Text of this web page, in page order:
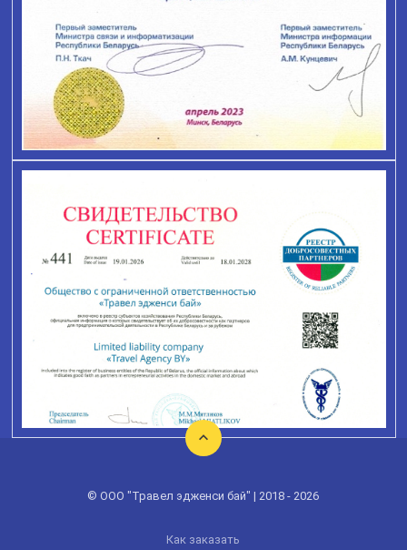
© ООО "Травел эдженси бай" | 2018 - 2026
Как заказать